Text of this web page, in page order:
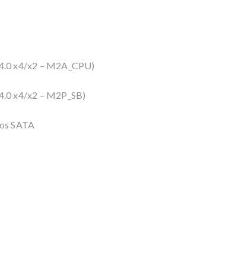
x4/x2 – M2A_CPU)
x4/x2 – M2P_SB)
SATA